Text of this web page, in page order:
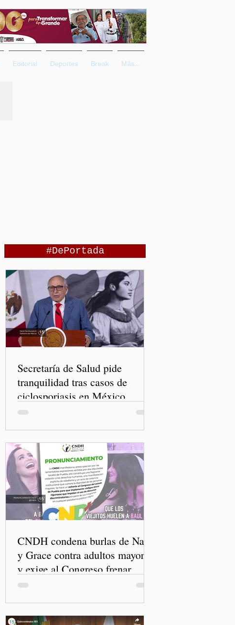
Editorial Deportes Break Más...
#DePortada
Secretaría de Salud pide
tranquilidad tras casos de
ciclosporiasis en México
CNDH condena burlas de Nay
y Grace contra adultos mayores
y exige al Congreso frenar
discursos discriminatorios